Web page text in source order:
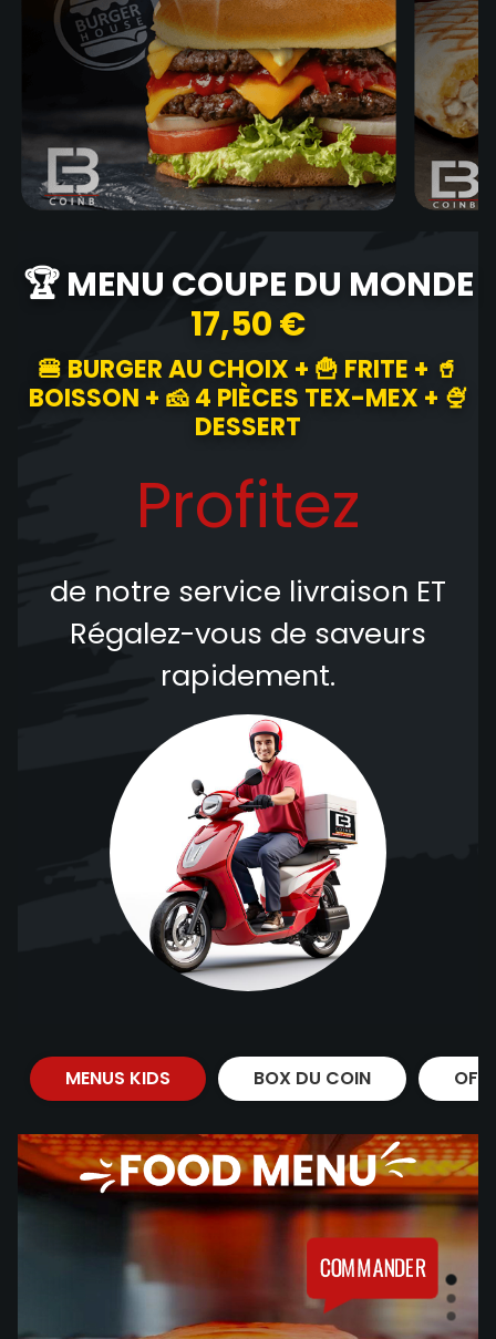
🏆 MENU COUPE DU MONDE
17,50 €
🍔 BURGER AU CHOIX + 🍟 FRITE + 🥤
BOISSON + 🧀 4 PIÈCES TEX-MEX + 🍨
DESSERT
Profitez
de notre service livraison ET
Régalez-vous de saveurs
rapidement.
MENUS KIDS BOX DU COIN